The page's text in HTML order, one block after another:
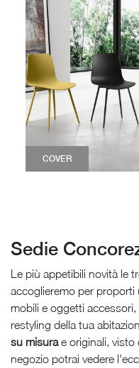
COVER
Sedie
Le più appetibili novità le
accoglieremo per proporti
mobili e oggetti
restyling della tua
su misurae originali, visto
negozio potrai vedere